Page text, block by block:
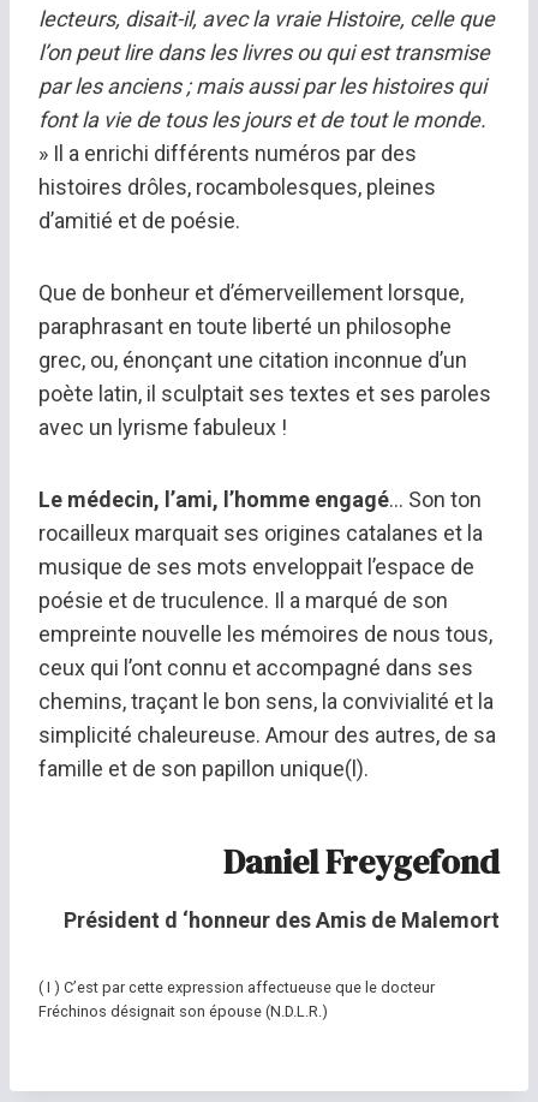
lecteurs, disait-il, avec la vraie Histoire, celle que
l’on peut lire dans les livres ou qui est transmise
par les anciens ; mais aussi par les histoires qui
font la vie de tous les jours et de tout le monde.
» Il a enrichi différents numéros par des
histoires drôles, rocambolesques, pleines
d’amitié et de poésie.
Que de bonheur et d’émerveillement lorsque,
paraphrasant en toute liberté un philosophe
grec, ou, énonçant une citation inconnue d’un
poète latin, il sculptait ses textes et ses paroles
avec un lyrisme fabuleux !
Le médecin, l’ami, l’homme engagé… Son ton
rocailleux marquait ses origines catalanes et la
musique de ses mots enveloppait l’espace de
poésie et de truculence. Il a marqué de son
empreinte nouvelle les mémoires de nous tous,
ceux qui l’ont connu et accompagné dans ses
chemins, traçant le bon sens, la convivialité et la
simplicité chaleureuse. Amour des autres, de sa
famille et de son papillon unique(l).
Daniel Freygefond
Président d ‘honneur des Amis de Malemort
( I ) C’est par cette expression affectueuse que le docteur
Fréchinos désignait son épouse (N.D.L.R.)